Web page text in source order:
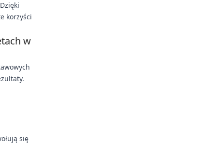
korzyści
w
się